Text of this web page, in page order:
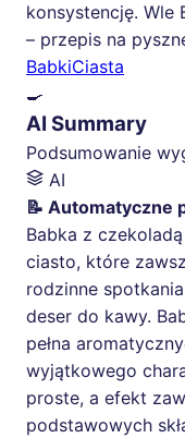
konsystencję. Wle
– przepis na
BabkiCiasta
🍳
AI Summary
Podsumowanie
AI
📝 Automatyczne
Babka z
ciasto, które
rodzinne
deser do kawy.
pełna
wyjątkowego
proste, a efekt
podstawowych